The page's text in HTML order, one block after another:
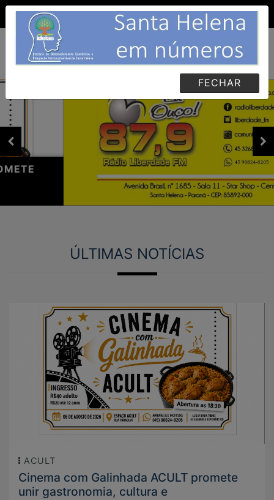
(45) 988047800 OUÇA AGORA
MENU
FECHAR
ÚLTIMAS NOTÍCIAS
ACULT
Cinema com Galinhada ACULT promete
unir gastronomia, cultura e